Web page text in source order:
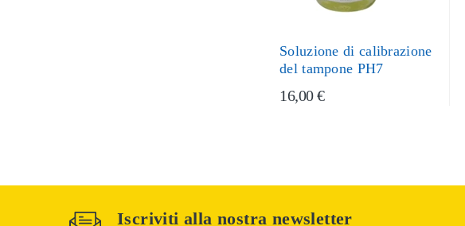
Soluzione di calibrazione
del tampone PH7
16,00 €
Iscriviti alla nostra newsletter